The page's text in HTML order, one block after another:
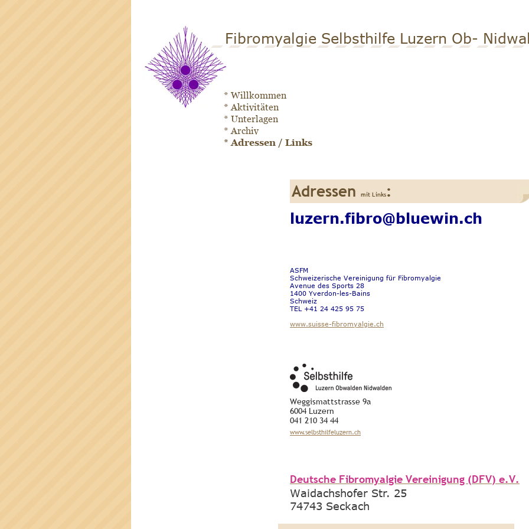
Fibromyalgie Selbsthilfe Luzern Ob-
* Willkommen
* Aktivitäten
* Unterlagen
* Archiv
* Adressen / Links
Adressen mit Links:
Fibromyalgie Forum Schweiz:
luzern.fibro@bluewin.ch
ASFM
Schweizerische Vereinigung für Fibromyalgie
Avenue des Sports 28
1400 Yverdon-les-Bains
Schweiz
TEL +41 24 425 95 75
www.suisse-fibromyalgie.ch
Weggismattstrasse 9a
6004 Luzern
041 210 34 44
www.selbsthilfeluzern.ch
Deutsche Fibromyalgie Vereinigung (DFV) e.V.
Waidachshofer Str. 25
74743 Seckach